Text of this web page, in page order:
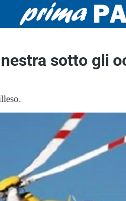
sotto gli